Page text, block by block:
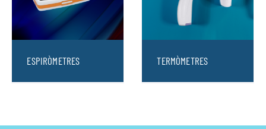
ESPIRÒMETRES TERMÒMETRES